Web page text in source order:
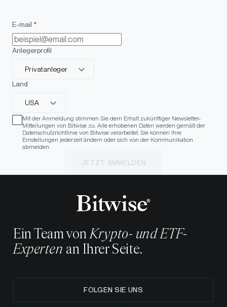
E-mail *
Anlegerprofil
Privatanleger
Land
USA
Mit der Anmeldung stimmen Sie dem Erhalt zukünftiger Newsletter-
Mitteilungen von Bitwise zu. Alle erhobenen Daten werden gemäß der
Datenschutzrichtlinie von Bitwise verarbeitet. Sie können Ihre
Einstellungen jederzeit ändern oder sich von der Kommunikation
abmelden.
JETZT ANMELDEN
Ein Team von Krypto- und ETF-
Experten an Ihrer Seite.
FOLGEN SIE UNS